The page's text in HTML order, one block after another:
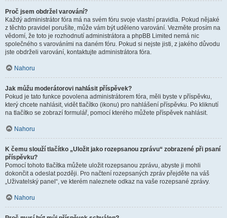
Proč jsem obdržel varování?
Každý administrátor fóra má na svém fóru svoje vlastní pravidla. Pokud nějaké
z těchto pravidel porušíte, může vám být uděleno varování. Vezměte prosím na
vědomí, že toto je rozhodnutí administrátora a phpBB Limited nemá nic
společného s varováními na daném fóru. Pokud si nejste jisti, z jakého důvodu
jste obdrželi varování, kontaktujte administrátora fóra.
Nahoru
Jak můžu moderátorovi nahlásit příspěvek?
Pokud je tato funkce povolena administrátorem fóra, měli byste v příspěvku,
který chcete nahlásit, vidět tlačítko (ikonu) pro nahlášení příspěvku. Po kliknutí
na tlačítko se zobrazí formulář, pomocí kterého můžete příspěvek nahlásit.
Nahoru
K čemu slouží tlačítko „Uložit jako rozepsanou zprávu“ zobrazené při psaní
příspěvku?
Pomocí tohoto tlačítka můžete uložit rozepsanou zprávu, abyste ji mohli
dokončit a odeslat později. Pro načtení rozepsaných zpráv přejděte na váš
„Uživatelský panel“, ve kterém naleznete odkaz na vaše rozepsané zprávy.
Nahoru